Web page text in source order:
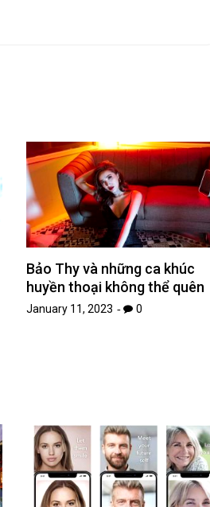
Bảo Thy và những ca khúc
huyền thoại không thể quên
January 11, 2023 0